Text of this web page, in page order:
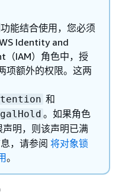
能结合使用，您必须
Identity and
（IAM）角色中，授
项额外的权限。这两
和
。如果角色
声明，则该声明已满
，请参阅 将对象锁
。